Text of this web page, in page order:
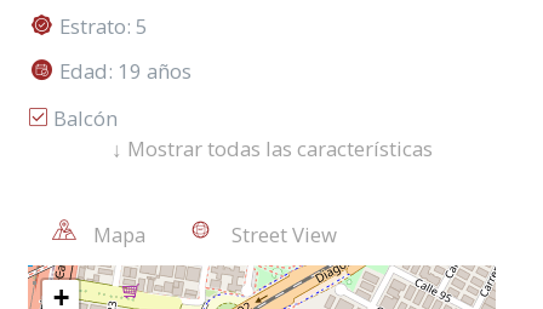
Estrato: 5
Edad: 19 años
Balcón
Terraza
Citófono
↓ Mostrar todas las características
Mapa Street View